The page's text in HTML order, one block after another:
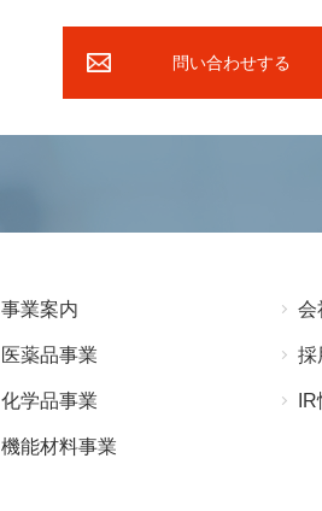
問い合わせする
事業案内
医薬品事業
化学品事業
機能材料事業
会
採